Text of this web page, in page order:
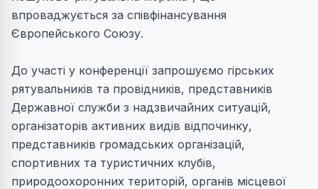
впроваджується за співфінансування
Європейського Союзу.
До участі у конференції запрошуємо гірських
рятувальників та провідників, представників
Державної служби з надзвичайних ситуацій,
організаторів активних видів відпочинку,
представників громадських організацій,
спортивних та туристичних клубів,
природоохоронних територій, органів місцевої